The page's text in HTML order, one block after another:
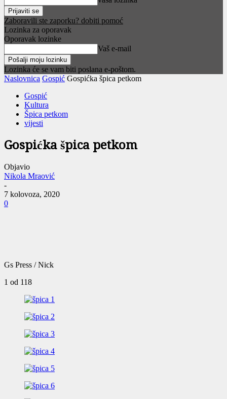
Zaboravili ste zaporku? dobiti pomoć
Lozinka za oporavak
Oporavak lozinke
Vaš e-mail
Lozinka će se vam biti poslana e-poštom.
Naslovnica Gospić Gospićka špica petkom
Gospić
Kultura
Špica petkom
vijesti
Gospićka špica petkom
Objavio
Nikola Mraović
-
7 kolovoza, 2020
0
Gs Press / Nick
1 od 118